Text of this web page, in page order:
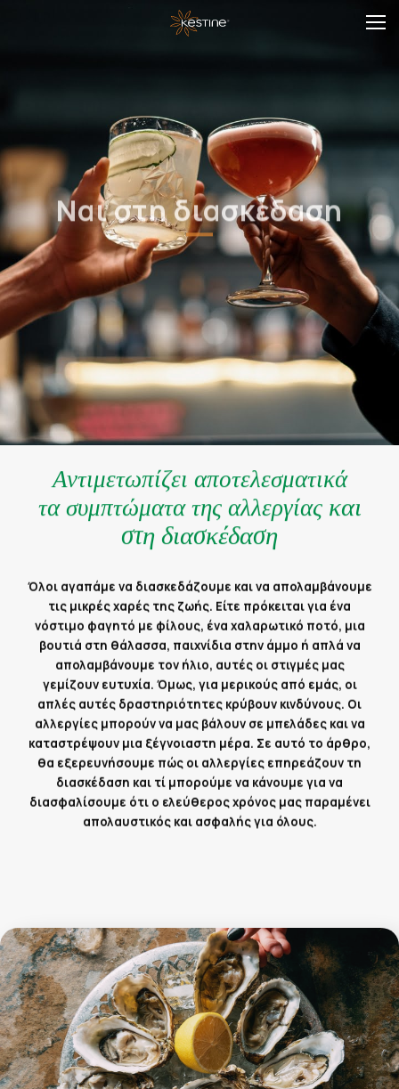
Ναι στη διασκέδαση
Αντιμετωπίζει αποτελεσματικά
τα συμπτώματα της αλλεργίαςκαι
στη διασκέδαση
Όλοι αγαπάμε να διασκεδάζουμε και να απολαμβάνουμε
τις μικρές χαρές της ζωής. Είτε πρόκειται για ένα
νόστιμο φαγητό με φίλους, ένα χαλαρωτικό ποτό, μια
βουτιά στη θάλασσα, παιχνίδια στην άμμο ή απλά να
απολαμβάνουμε τον ήλιο, αυτές οι στιγμές μας
γεμίζουν ευτυχία. Όμως, για μερικούς από εμάς, οι
απλές αυτές δραστηριότητες κρύβουν κινδύνους. Οι
αλλεργίες μπορούν να μας βάλουν σε μπελάδες και να
καταστρέψουν μια ξέγνοιαστη μέρα. Σε αυτό το άρθρο,
θα εξερευνήσουμε πώς οι αλλεργίες επηρεάζουν τη
διασκέδαση και τί μπορούμε να κάνουμε για να
διασφαλίσουμε ότι ο ελεύθερος χρόνος μας παραμένει
απολαυστικός και ασφαλής για όλους.